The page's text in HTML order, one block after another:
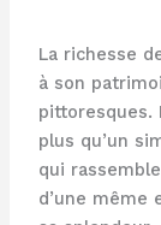
La richesse
à son
pittoresques.
plus qu’un
qui
d’une même